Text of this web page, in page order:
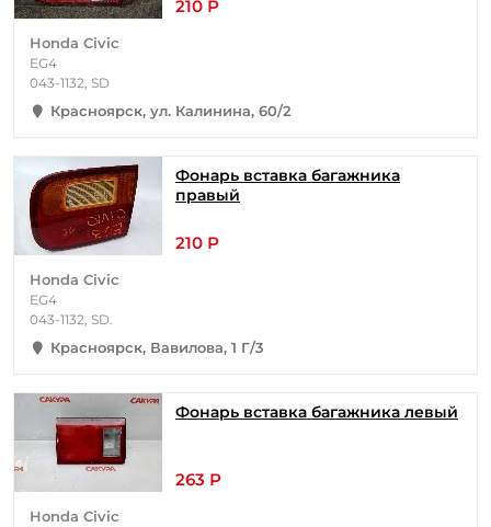
210 Р
Honda Civic
EG4
043-1132, SD
Красноярск, ул. Калинина, 60/2
Фонарь вставка багажника
правый
210 Р
Honda Civic
EG4
043-1132, SD.
Красноярск, Вавилова, 1 Г/3
Фонарь вставка багажника левый
263 Р
Honda Civic